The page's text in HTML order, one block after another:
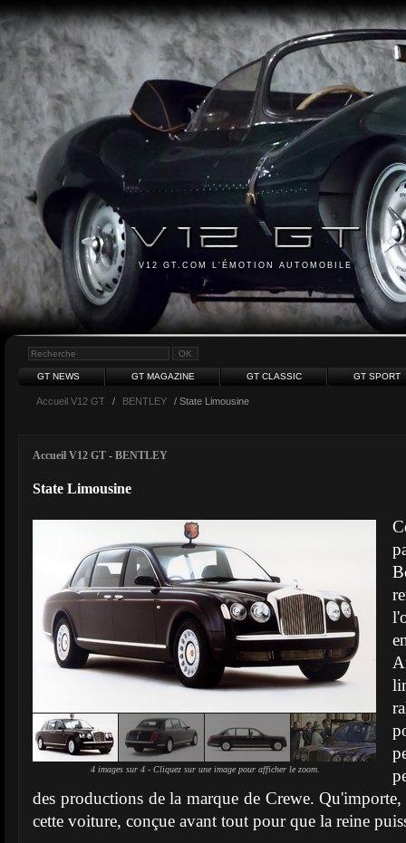
V12 GT.COM L'ÉMOTION AUTOMOBILE
GT NEWS GT MAGAZINE GT CLASSIC GT SPORT
Accueil V12 GT / BENTLEY / State Limousine
Accueil V12 GT - BENTLEY
State Limousine
4 images sur 4 - Cliquez sur une image pour afficher le zoom.
des productions de la marque de Crewe.
cette voiture, conçue avant tout pour que la reine